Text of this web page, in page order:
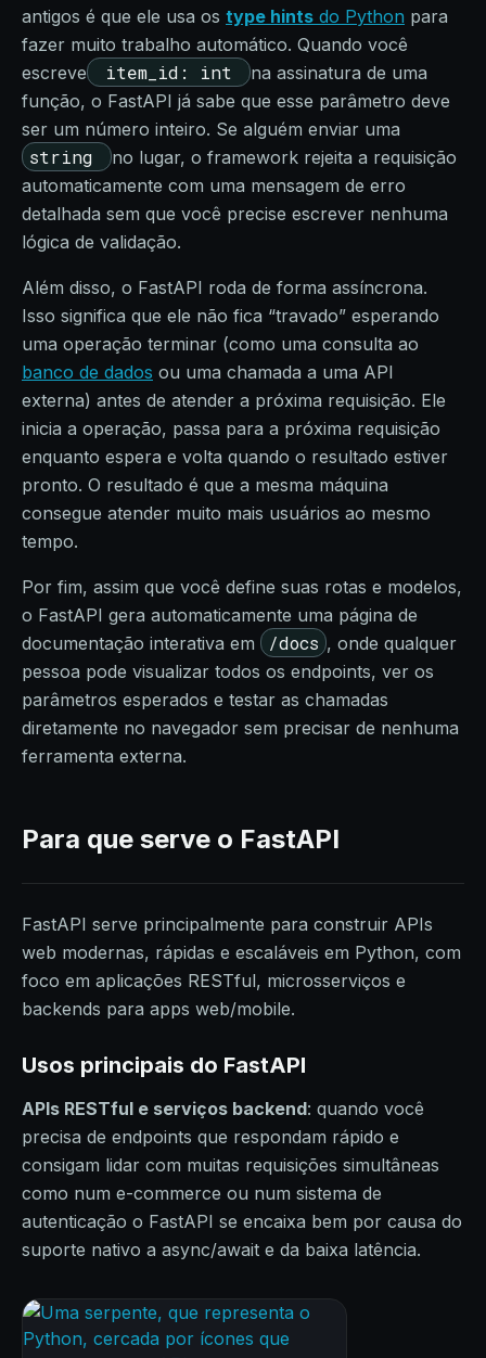
antigos é que ele usa os type hints do Python para
fazer muito trabalho automático. Quando você
escreve
item_id: int
na assinatura de uma
função, o FastAPI já sabe que esse parâmetro deve
ser um número inteiro. Se alguém enviar uma
string
no lugar, o framework rejeita a requisição
automaticamente com uma mensagem de erro
detalhada sem que você precise escrever nenhuma
lógica de validação.
Além disso, o FastAPI roda de forma assíncrona.
Isso significa que ele não fica “travado” esperando
uma operação terminar (como uma consulta ao
banco de dados ou uma chamada a uma API
externa) antes de atender a próxima requisição. Ele
inicia a operação, passa para a próxima requisição
enquanto espera e volta quando o resultado estiver
pronto. O resultado é que a mesma máquina
consegue atender muito mais usuários ao mesmo
tempo.
Por fim, assim que você define suas rotas e modelos,
o FastAPI gera automaticamente uma página de
documentação interativa em
/docs , onde qualquer
pessoa pode visualizar todos os endpoints, ver os
parâmetros esperados e testar as chamadas
diretamente no navegador sem precisar de nenhuma
ferramenta externa.
Para que serve o FastAPI
FastAPI serve principalmente para construir APIs
web modernas, rápidas e escaláveis em Python, com
foco em aplicações RESTful, microsserviços e
backends para apps web/mobile.
Usos principais do FastAPI
APIs RESTful e serviços backend: quando você
precisa de endpoints que respondam rápido e
consigam lidar com muitas requisições simultâneas
como num e-commerce ou num sistema de
autenticação o FastAPI se encaixa bem por causa do
suporte nativo a async/await e da baixa latência.